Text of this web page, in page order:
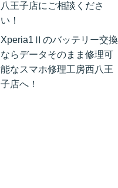
八王子店にご相談くださ
い！
Xperia1Ⅱのバッテリー交換
ならデータそのまま修理可
能なスマホ修理工房西八王
子店へ！